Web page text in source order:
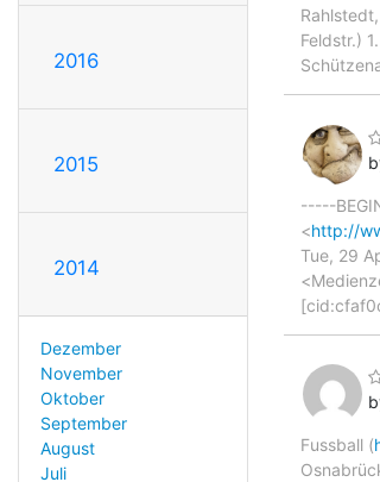
2016
2015
2014
Dezember
November
Oktober
September
August
Juli
Feldstr.)
-----
<http://
Tue, 29
Fussball (